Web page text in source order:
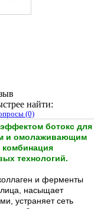
найти:
(0)
ботокс для
и омолаживающим
комбинация
технологий.
и ферменты
насыщает
устраняет сеть